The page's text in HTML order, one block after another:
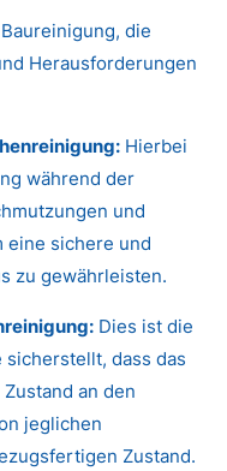
die
Herausforderungen
Hierbei
während der
und
eine sichere und
zu gewährleisten.
Dies ist die
dass das
an den
jeglichen
Zustand.